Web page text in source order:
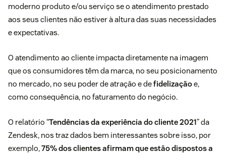
moderno produto e/ou serviço se o atendimento prestado
aos seus clientes não estiver à altura das suas necessidades
e expectativas.
O atendimento ao cliente impacta diretamente na imagem
que os consumidores têm da marca, no seu posicionamento
no mercado, no seu poder de atração e defidelizaçãoe,
como consequência, no faturamento do negócio.
O relatório “Tendências da experiência do cliente 2021” da
Zendesk, nos traz dados bem interessantes sobre isso, por
exemplo,75% dos clientes afirmam que estão dispostos a